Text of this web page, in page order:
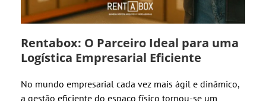
Rentabox: O Parceiro Ideal para uma
Logística Empresarial Eficiente
No mundo empresarial cada vez mais ágil e dinâmico,
a gestão eficiente do espaço físico tornou-se um